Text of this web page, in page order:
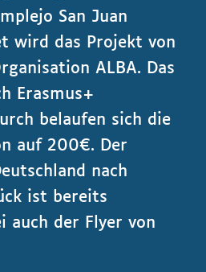
San Juan
wird das Projekt von
ALBA. Das
Erasmus+
belaufen sich die
auf 200€. Der
nach
ist bereits
auch der Flyer von